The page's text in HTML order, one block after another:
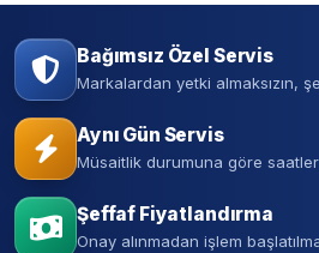
Bağımsız Özel Servis
Markalardan yetki almaksızın,
Aynı Gün Servis
Müsaitlik durumuna göre
Şeffaf Fiyatlandırma
Onay alınmadan işlem